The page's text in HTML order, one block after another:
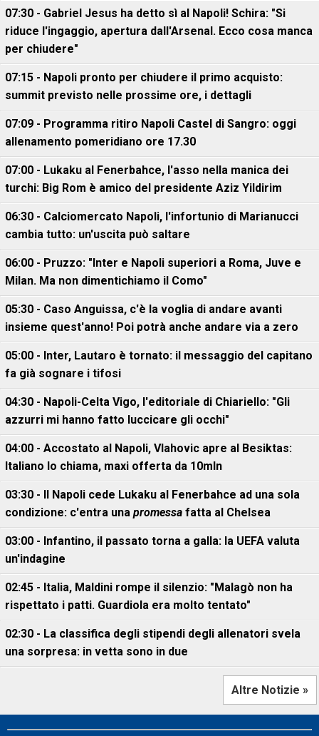
07:30 - Gabriel Jesus ha detto sì al Napoli! Schira: "Si
riduce l'ingaggio, apertura dall'Arsenal. Ecco cosa manca
per chiudere"
07:15 - Napoli pronto per chiudere il primo acquisto:
summit previsto nelle prossime ore, i dettagli
07:09 - Programma ritiro Napoli Castel di Sangro: oggi
allenamento pomeridiano ore 17.30
07:00 - Lukaku al Fenerbahce, l'asso nella manica dei
turchi: Big Rom è amico del presidente Aziz Yildirim
06:30 - Calciomercato Napoli, l'infortunio di Marianucci
cambia tutto: un'uscita può saltare
06:00 - Pruzzo: "Inter e Napoli superiori a Roma, Juve e
Milan. Ma non dimentichiamo il Como"
05:30 - Caso Anguissa, c'è la voglia di andare avanti
insieme quest'anno! Poi potrà anche andare via a zero
05:00 - Inter, Lautaro è tornato: il messaggio del capitano
fa già sognare i tifosi
04:30 - Napoli-Celta Vigo, l'editoriale di Chiariello: "Gli
azzurri mi hanno fatto luccicare gli occhi"
04:00 - Accostato al Napoli, Vlahovic apre al Besiktas:
Italiano lo chiama, maxi offerta da 10mln
03:30 - Il Napoli cede Lukaku al Fenerbahce ad una sola
condizione: c'entra una promessa fatta al Chelsea
03:00 - Infantino, il passato torna a galla: la UEFA valuta
un'indagine
02:45 - Italia, Maldini rompe il silenzio: "Malagò non ha
rispettato i patti. Guardiola era molto tentato"
02:30 - La classifica degli stipendi degli allenatori svela
una sorpresa: in vetta sono in due
Altre Notizie »